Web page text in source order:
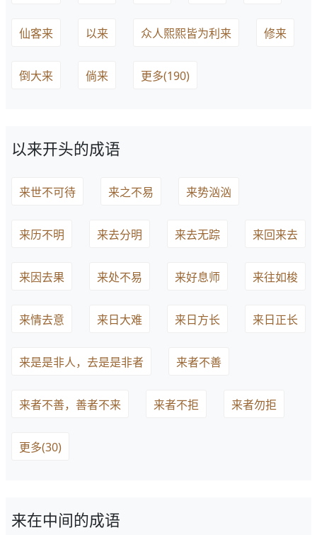
仙客来 以来 众人熙熙皆为利来 修来
倒大来 倘来 更多(190)
以来开头的成语
来世不可待 来之不易 来势汹汹
来历不明 来去分明 来去无踪 来回来去
来因去果 来处不易 来好息师 来往如梭
来情去意 来日大难 来日方长 来日正长
来是是非人，去是是非者 来者不善
来者不善，善者不来 来者不拒 来者勿拒
更多(30)
来在中间的成语